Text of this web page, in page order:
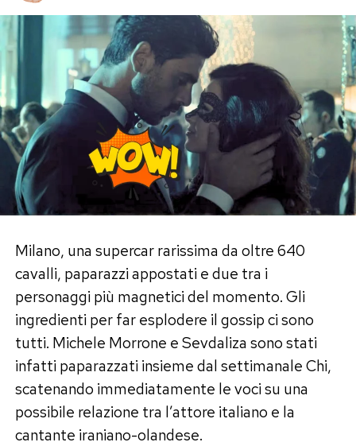
Milano, una supercar rarissima da oltre 640
cavalli, paparazzi appostati e due tra i
personaggi più magnetici del momento. Gli
ingredienti per far esplodere il gossip ci sono
tutti. Michele Morrone e Sevdaliza sono stati
infatti paparazzati insieme dal settimanale Chi,
scatenando immediatamente le voci su una
possibile relazione tra l’attore italiano e la
cantante iraniano-olandese.